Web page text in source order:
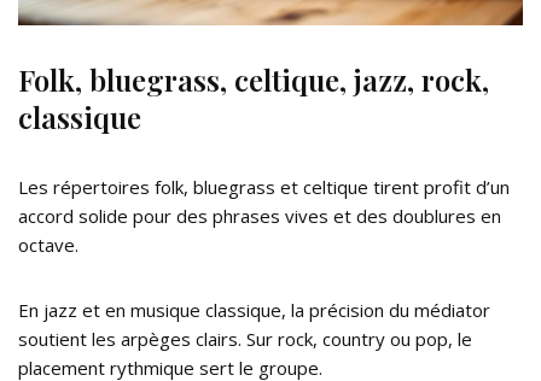
Folk, bluegrass, celtique, jazz, rock,
classique
Les répertoires folk, bluegrass et celtique tirent profit d’un
accord solide pour des phrases vives et des doublures en
octave.
En jazz et en musique classique, la précision du médiator
soutient les arpèges clairs. Sur rock, country ou pop, le
placement rythmique sert le groupe.